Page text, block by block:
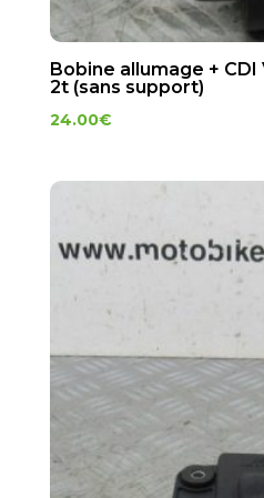
Bobine allumage +
2t (sans support)
24.00€